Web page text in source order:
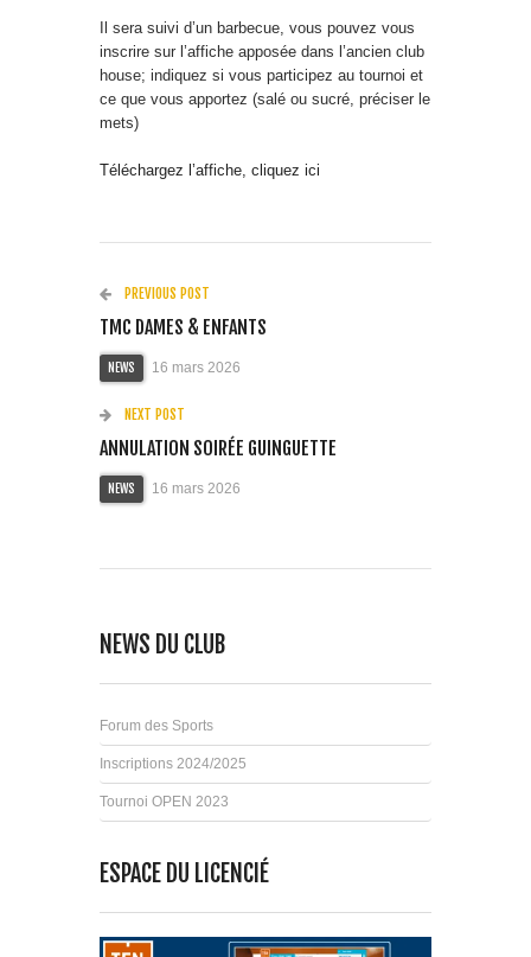
Il sera suivi d’un barbecue, vous pouvez vous
inscrire sur l’affiche apposée dans l’ancien club
house; indiquez si vous participez au tournoi et
ce que vous apportez (salé ou sucré, préciser le
mets)
Téléchargez l’affiche, cliquez ici
PREVIOUS POST
TMC DAMES & ENFANTS
NEWS 16 mars 2026
NEXT POST
ANNULATION SOIRÉE GUINGUETTE
NEWS 16 mars 2026
NEWS DU CLUB
Forum des Sports
Inscriptions 2024/2025
Tournoi OPEN 2023
ESPACE DU LICENCIÉ